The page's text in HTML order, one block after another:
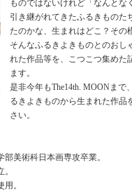
ものではないけれど「なんとな
引き継がれてきたふるきものた
たのかな、生まれはどこ？その
そんなふるきよきものとのおし
れた作品等を、こつこつ集めた
ます。
是非今年もThe14th. MOONまで
るきよきものから生まれた作品
さい。
美術科日本画専攻卒業。
。